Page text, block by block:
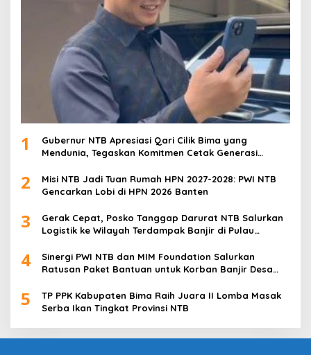
1
Gubernur NTB Apresiasi Qari Cilik Bima yang
Mendunia, Tegaskan Komitmen Cetak Generasi
2
Misi NTB Jadi Tuan Rumah HPN 2027-2028: PWI NTB
Gencarkan Lobi di HPN 2026 Banten
3
Gerak Cepat, Posko Tanggap Darurat NTB Salurkan
Logistik ke Wilayah Terdampak Banjir di Pulau
4
Sinergi PWI NTB dan MIM Foundation Salurkan
Ratusan Paket Bantuan untuk Korban Banjir Desa
5
TP PPK Kabupaten Bima Raih Juara II Lomba Masak
Serba Ikan Tingkat Provinsi NTB